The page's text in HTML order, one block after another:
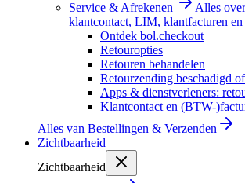
Service & Afrekenen
Alles
klantcontact, LIM, klantfacturen
Ontdek bol.checkout
Retouropties
Retouren behandelen
Retourzending beschadigd
Apps & dienstverleners:
Klantcontact en (BTW-
Alles van Bestellingen & Verzenden
Zichtbaarheid
Zichtbaarheid